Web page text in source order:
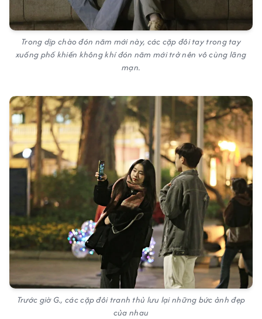
Trong dịp chào đón năm mới này, các cặp đôi tay trong tay
xuống phố khiến không khí đón năm mới trở nên vô cùng lãng
mạn.
Trước giờ G., các cặp đôi tranh thủ lưu lại những bức ảnh đẹp
của nhau